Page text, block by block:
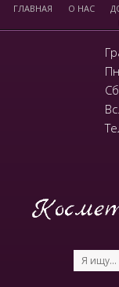
ГЛАВНАЯ О НАС